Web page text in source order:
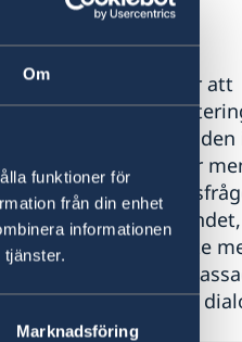
Om
funktioner för
från din enhet
informationen
Marknadsföring
lyftas i främjandet för att
Många stora
glesbefolkade områden
elproduktion är stor
på
glesbygd (samarbete
landsbygden.
för politisk